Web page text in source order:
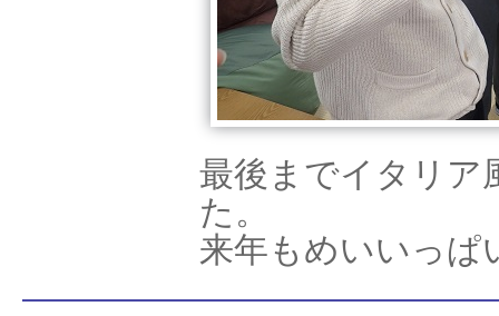
最後までイタリア
た。
来年もめいいっぱ